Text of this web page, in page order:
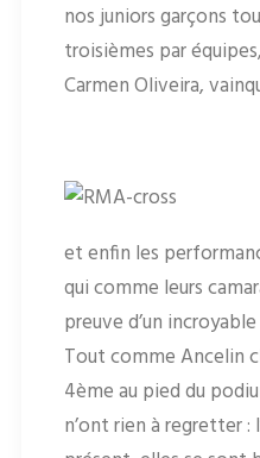
nos juniors garçons
troisièmes par équipes,
Carmen Oliveira,
et enfin les
qui comme leurs
preuve d’un
Tout comme Ancelin
4ème au pied du
n’ont rien à regretter :